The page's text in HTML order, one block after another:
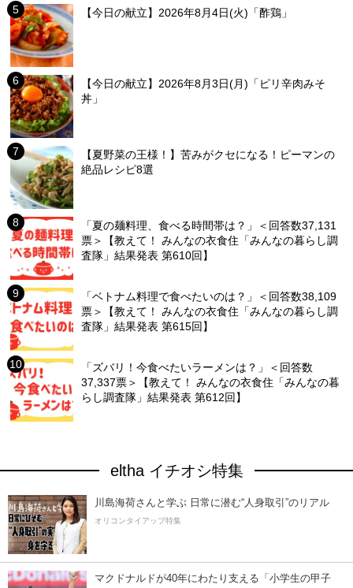
【今日の献立】2026年8月4日(火)「酢鶏」
【今日の献立】2026年8月3日(月)「ピリ辛肉みそ
丼」
【夏野菜の王様！】苦みがクセになる！ピーマンの
絶品レシピ8選
「夏の麺料理、食べる時間帯は？」＜回答数37,131
票＞【教えて！ みんなの衣食住「みんなの暮らし調
査隊」結果発表 第610回】
「ベトナム料理で食べたいのは？」＜回答数38,109
票＞【教えて！ みんなの衣食住「みんなの暮らし調
査隊」結果発表 第615回】
「ズバリ！今食べたいラーメンは？」＜回答数
37,337票＞【教えて！ みんなの衣食住「みんなの暮
らし調査隊」結果発表 第612回】
eltha イチオシ特集
川島海荷さんと学ぶ 日常に潜む“人身取引”のリアル
オリコンタイアップ特集
マクドナルドが40年にわたり支える「小学生の甲子